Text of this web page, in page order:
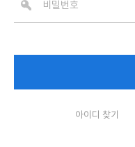
아이디 찾기